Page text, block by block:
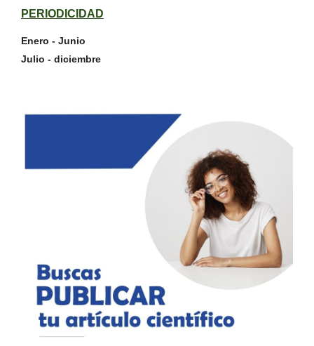
PERIODICIDAD
Enero - Junio
Julio - diciembre